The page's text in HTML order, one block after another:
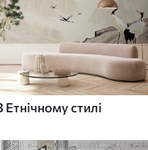
Етнічному стилі